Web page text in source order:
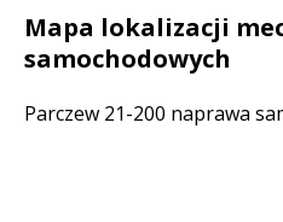
Mapa lokalizacji
samochodowych
Parczew 21-200 naprawa